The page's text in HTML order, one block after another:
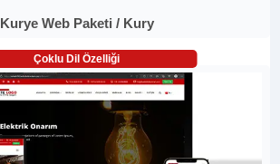
Kurye Web Paketi / Kury
Çoklu Dil Özelliği